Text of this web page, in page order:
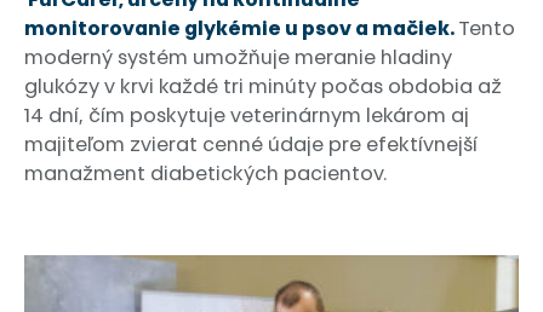
monitorovanie glykémie u psov a mačiek. Tento
moderný systém umožňuje meranie hladiny
glukózy v krvi každé tri minúty počas obdobia až
14 dní, čím poskytuje veterinárnym lekárom aj
majiteľom zvierat cenné údaje pre efektívnejší
manažment diabetických pacientov.